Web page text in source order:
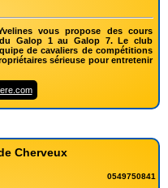
vous propose des cours
Galop 1 au Galop 7. Le club
de cavaliers de compétitions
sérieuse pour entretenir
Cherveux
0549750841